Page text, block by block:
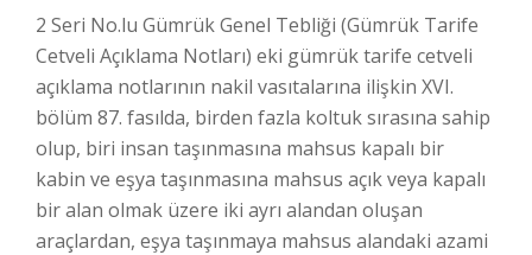
2 Seri No.lu Gümrük Genel Tebliği (Gümrük Tarife
Cetveli Açıklama Notları) eki gümrük tarife cetveli
açıklama notlarının nakil vasıtalarına ilişkin XVI.
bölüm 87. fasılda, birden fazla koltuk sırasına sahip
olup, biri insan taşınmasına mahsus kapalı bir
kabin ve eşya taşınmasına mahsus açık veya kapalı
bir alan olmak üzere iki ayrı alandan oluşan
araçlardan, eşya taşınmaya mahsus alandaki azami